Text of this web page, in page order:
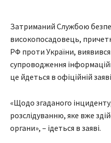
Затриманий Службою
високопосадовець,
РФ проти України,
супроводження
це йдеться в офіційній
«Щодо згаданого
розслідуванню, яке вже
органи», – ідеться в заяві.